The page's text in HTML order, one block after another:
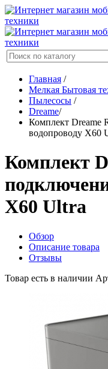
Главная /
Мелкая Бытовая
Пылесосы /
Dreame/
Комплект Dreame
водопроводу X60
Комплект
X60 Ultra
Обзор
Описание товара
Отзывы
Товар есть в наличии